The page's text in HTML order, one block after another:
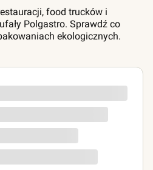
food trucków i
Polgastro. Sprawdź co
ekologicznych.
z opisem. Polecam